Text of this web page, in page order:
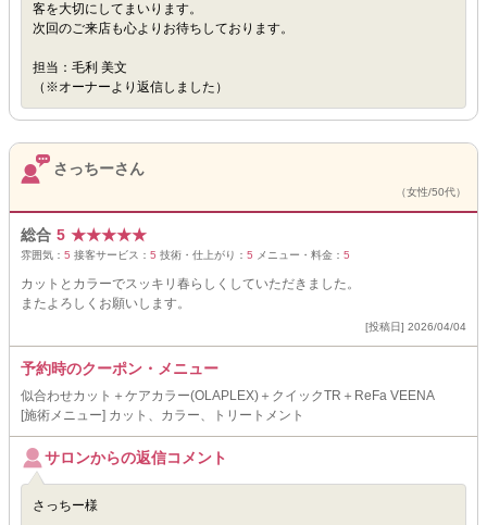
客を大切にしてまいります。
次回のご来店も心よりお待ちしております。
担当：毛利 美文
（※オーナーより返信しました）
さっちーさん
（女性/50代）
総合 5 ★★★★★
雰囲気： 5 接客サービス： 5 技術・仕上がり： 5 メニュー・料金： 5
カットとカラーでスッキリ春らしくしていただきました。
またよろしくお願いします。
[投稿日] 2026/04/04
予約時のクーポン・メニュー
似合わせカット＋ケアカラー(OLAPLEX)＋クイックTR＋ReFa VEENA
[施術メニュー] カット、カラー、トリートメント
サロンからの返信コメント
さっちー様